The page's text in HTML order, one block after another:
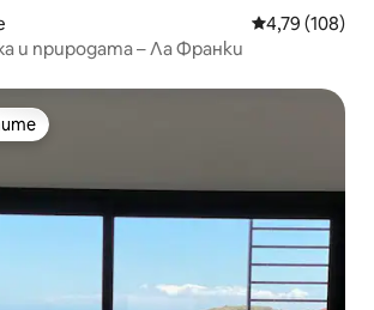
Средна
4,79 (108)
и природата – Ла Франки